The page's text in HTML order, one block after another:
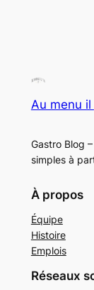
Au menu il
Gastro Blog
simples à
À propos
Équipe
Histoire
Emplois
Réseaux